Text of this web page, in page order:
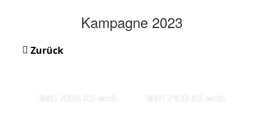
Kampagne 2023
Zurück
IMG 7098-KS-web IMG 7109-KS-web